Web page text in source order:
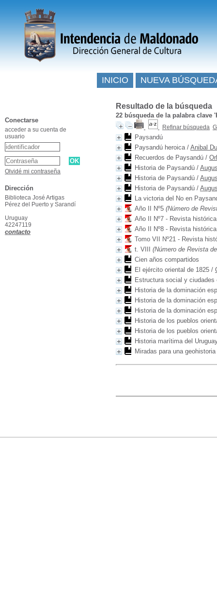
Resultado de la búsqueda
22 búsqueda de la palabra clave
Refinar búsqueda
Paysandú
Paysandú heroica/ Anibal
Recuerdos de Paysandú /
Historia de Paysandú /
Historia de Paysandú /
Historia de Paysandú /
La victoria del No en
Año II Nº5 (Número de
Año II Nº7 - Revista histórica
Año II Nº8 - Revista histórica
Tomo VII Nº21 - Revista
t. VIII
(Número de Revista
Cien años compartidos
El ejército oriental de 1825 /
Estructura social y
Historia de la dominación
Historia de la dominación
Historia de la dominación
Historia de los pueblos
Historia de los pueblos
Historia marítima del
Miradas para una
INICIO NUEVA
Conectarse
acceder a su cuenta de
usuario
Olvidé mi contraseña
Dirección
Biblioteca José Artigas
Pérez del Puerto y Sarandí
Uruguay
42247119
contacto